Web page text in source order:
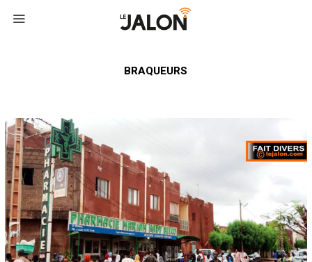
BRAQUEURS